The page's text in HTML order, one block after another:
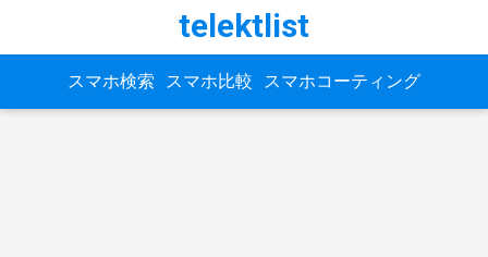
telektlist
スマホ検索 スマホ比較 スマホコーティング